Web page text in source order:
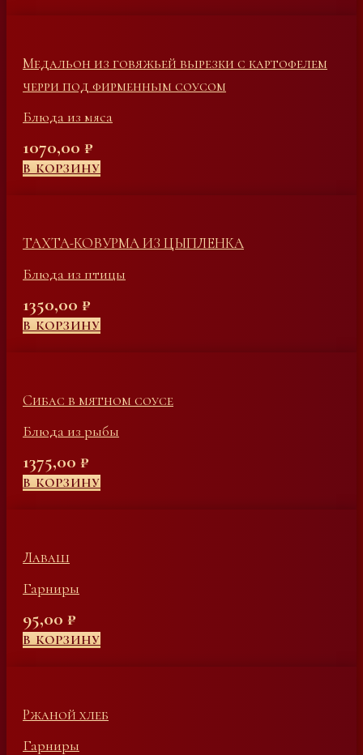
Медальон из говяжьей вырезки с картофелем
черри под фирменным соусом
Блюда из мяса
1070,00 ₽
В КОРЗИНУ
ТАХТА-КОВУРМА ИЗ ЦЫПЛЕНКА
Блюда из птицы
1350,00 ₽
В КОРЗИНУ
Сибас в мятном соусе
Блюда из рыбы
1375,00 ₽
В КОРЗИНУ
Лаваш
Гарниры
95,00 ₽
В КОРЗИНУ
Ржаной хлеб
Гарниры